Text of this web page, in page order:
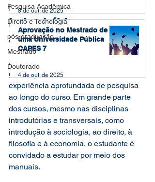
Pesquisa Acadêmica
Direito e Tecnologia
pós-graduação
Mestrado
Doutorado
nos manuais de direito
induz hábitos
acadêmicos ruins
A maioria dos estudantes de
graduação em direito não tem qualquer
experiência aprofundada de pesquisa
ao longo do curso. Em grande parte
dos cursos, mesmo nas disciplinas
introdutórias e transversais, como
introdução à sociologia, ao direito, à
filosofia e à economia, o estudante é
convidado a estudar por meio dos
manuais.
8 de out. de 2025
Aprovação no Mestrado de
uma Universidade Pública
CAPES 7
4 de out. de 2025